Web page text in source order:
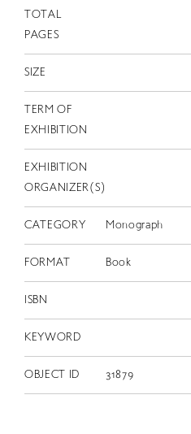
TOTAL
PAGES
SIZE
TERM OF
EXHIBITION
EXHIBITION
ORGANIZER(S)
CATEGORY Monograph
FORMAT Book
ISBN
KEYWORD
OBJECT ID 31879